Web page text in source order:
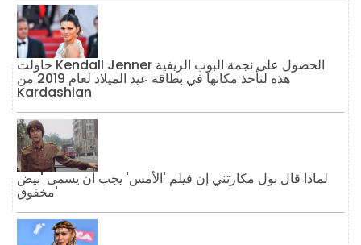
حاولت Kendall Jenner الحصول على نجمة البوب ​​الريفية
هذه لتأخذ مكانها في بطاقة عيد الميلاد لعام 2019 من
Kardashian
لماذا قال بول مكارتني إن فيلم 'الأمس' يجب أن يسمى 'بيض
مخفوق'